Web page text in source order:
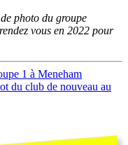
photo du groupe
vous en 2022 pour
1 à Meneham
du club de nouveau au